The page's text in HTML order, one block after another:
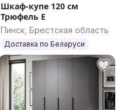
Шкаф-купе 120 см
Трюфель Е
Пинск, Брестская область
Доставка по Беларуси